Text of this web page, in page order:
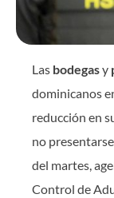
Las bodegasy
dominicanos
reducción en
no
del martes,
Control de